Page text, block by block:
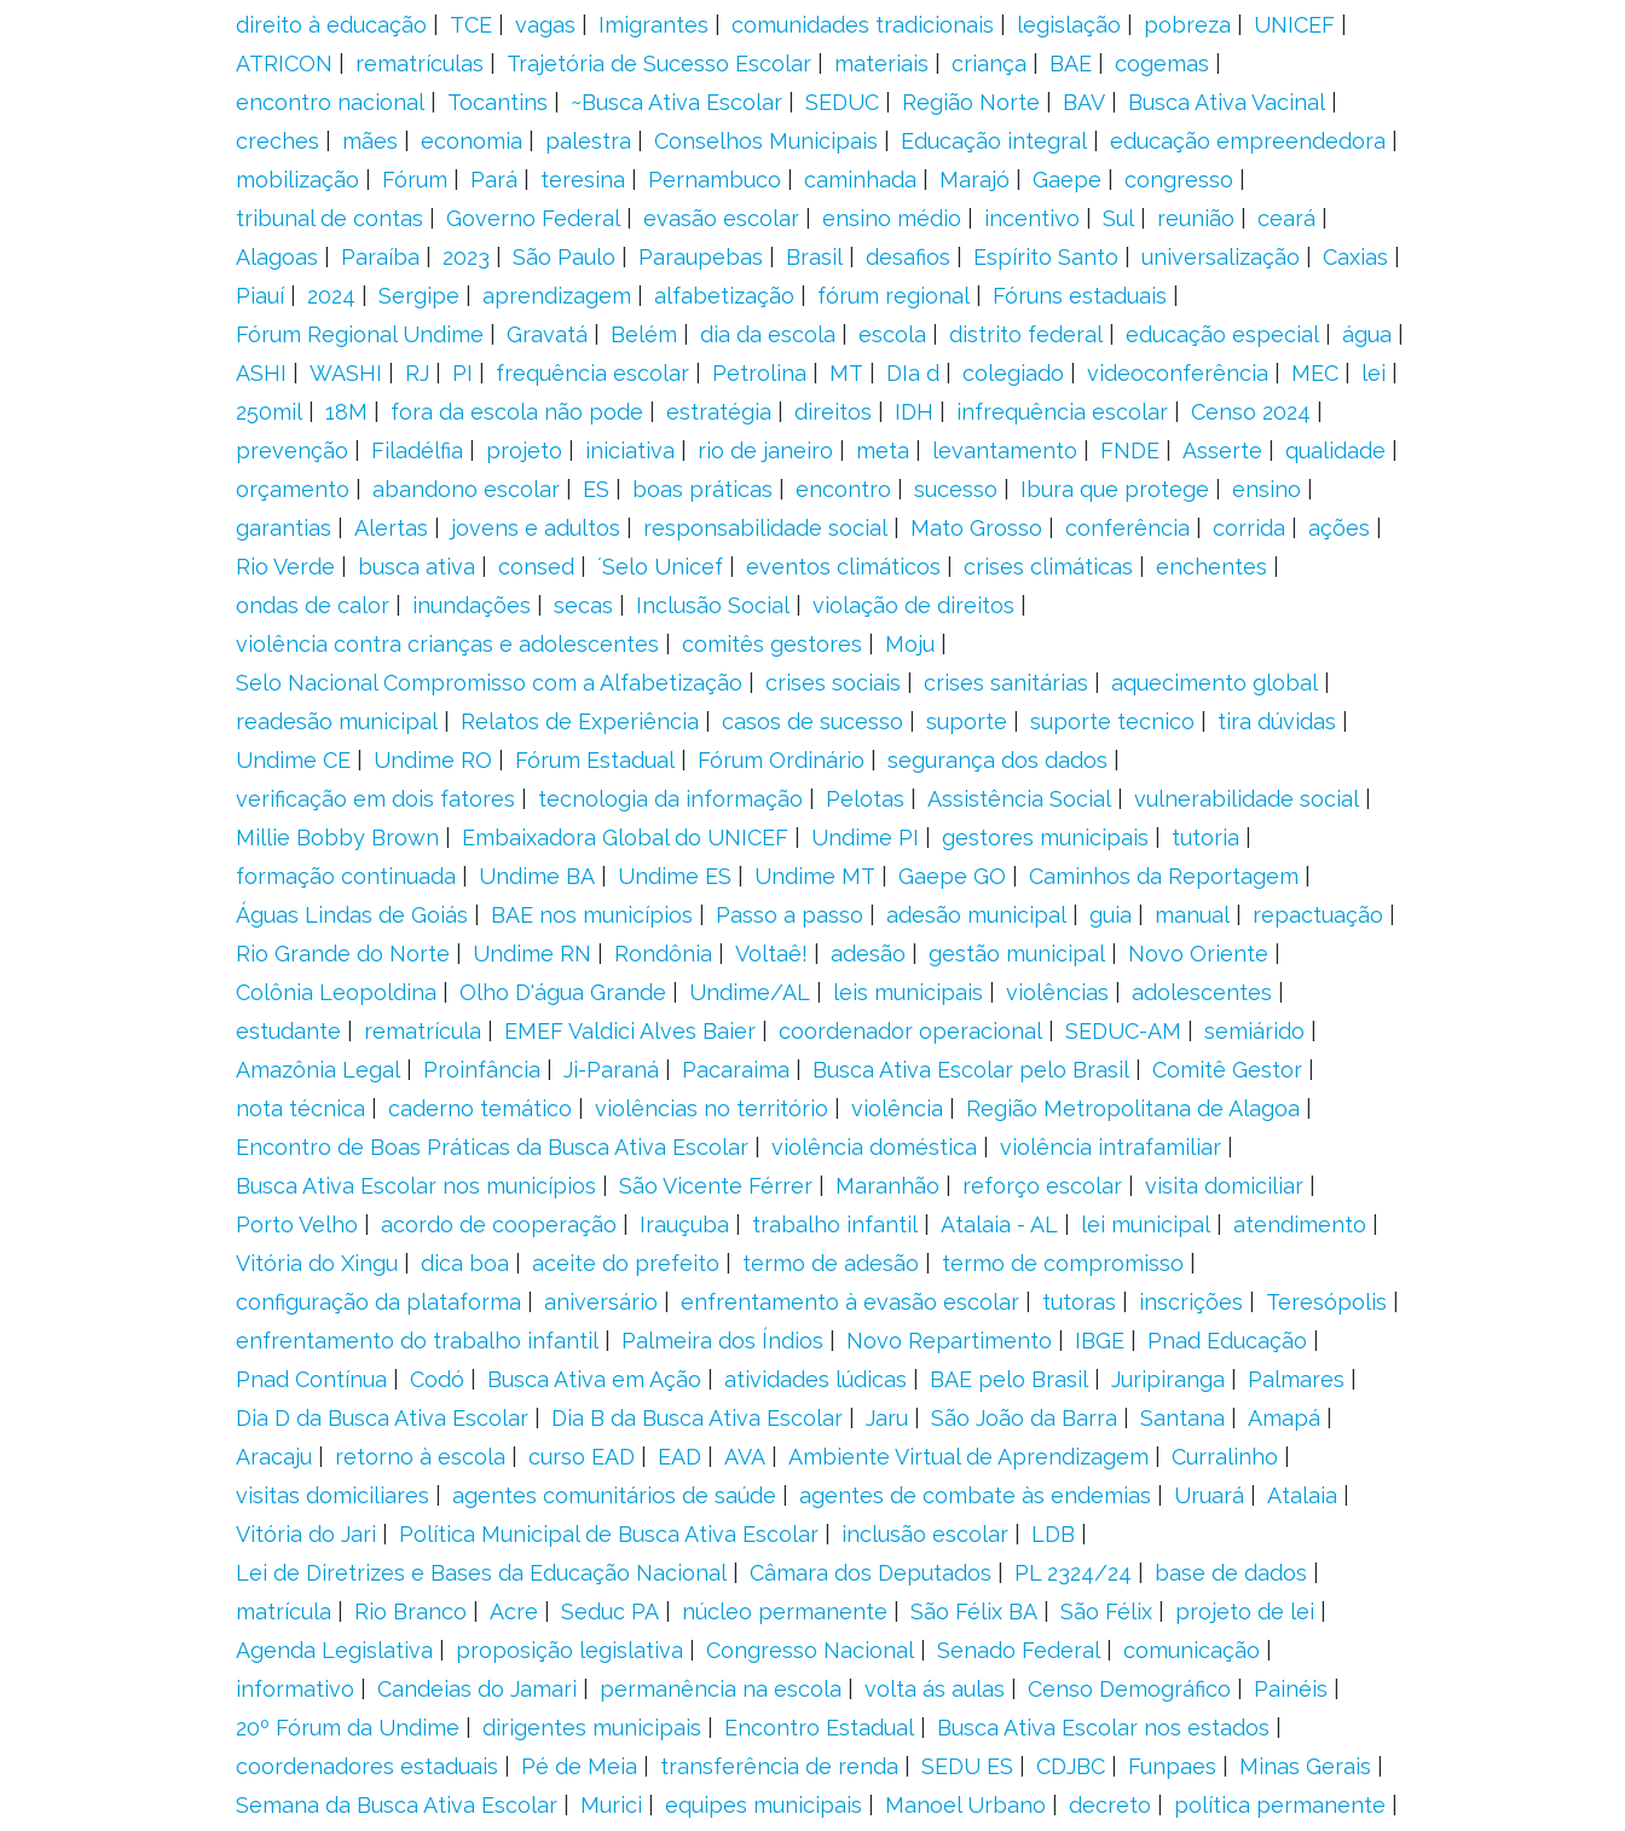
direito à educação
TCE vagas Imigrantes comunidades tradicionais legislação pobreza
UNICEF
ATRICON
rematrículas Trajetória de Sucesso Escolar materiais criança BAE
cogemas
encontro nacional
Tocantins ~Busca Ativa Escolar SEDUC Região Norte BAV
Busca Ativa Vacinal
creches
mães economia palestra Conselhos Municipais Educação integral
educação empreendedora
mobilização
Fórum Pará teresina Pernambuco caminhada Marajó Gaepe
congresso
tribunal de contas
Governo Federal evasão escolar ensino médio incentivo Sul reunião
ceará
Alagoas
Paraíba 2023 São Paulo Paraupebas Brasil desafios Espírito Santo universalização
Caxias
Piauí
2024 Sergipe aprendizagem alfabetização fórum regional
Fóruns estaduais
Fórum Regional Undime
Gravatá Belém dia da escola escola distrito federal educação especial
água
ASHI
WASHI RJ PI frequência escolar Petrolina MT DIa d colegiado videoconferência MEC
lei
250mil
18M fora da escola não pode estratégia direitos IDH infrequência escolar
Censo 2024
prevenção
Filadélfia projeto iniciativa rio de janeiro meta levantamento FNDE Asserte
qualidade
orçamento
abandono escolar ES boas práticas encontro sucesso Ibura que protege
ensino
garantias
Alertas jovens e adultos responsabilidade social Mato Grosso conferência corrida
ações
Rio Verde
busca ativa consed ´Selo Unicef eventos climáticos crises climáticas
enchentes
ondas de calor
inundações secas Inclusão Social
violação de direitos
violência contra crianças e adolescentes
comitês gestores
Moju
Selo Nacional Compromisso com a Alfabetização
crises sociais crises sanitárias
aquecimento global
readesão municipal
Relatos de Experiência casos de sucesso suporte suporte tecnico
tira dúvidas
Undime CE
Undime RO Fórum Estadual Fórum Ordinário
segurança dos dados
verificação em dois fatores
tecnologia da informação Pelotas Assistência Social
vulnerabilidade social
Millie Bobby Brown
Embaixadora Global do UNICEF Undime PI gestores municipais
tutoria
formação continuada
Undime BA Undime ES Undime MT Gaepe GO
Caminhos da Reportagem
Águas Lindas de Goiás
BAE nos municípios Passo a passo adesão municipal guia manual
repactuação
Rio Grande do Norte
Undime RN Rondônia Voltaê! adesão gestão municipal
Novo Oriente
Colônia Leopoldina
Olho D'água Grande Undime/AL leis municipais violências
adolescentes
estudante
rematrícula EMEF Valdici Alves Baier coordenador operacional SEDUC-AM
semiárido
Amazônia Legal
Proinfância Ji-Paraná Pacaraima Busca Ativa Escolar pelo Brasil
Comitê Gestor
nota técnica
caderno temático violências no território violência
Região Metropolitana de Alagoa
Encontro de Boas Práticas da Busca Ativa Escolar
violência doméstica
violência intrafamiliar
Busca Ativa Escolar nos municípios
São Vicente Férrer Maranhão reforço escolar
visita domiciliar
Porto Velho
acordo de cooperação Irauçuba trabalho infantil Atalaia - AL lei municipal
atendimento
Vitória do Xingu
dica boa aceite do prefeito termo de adesão
termo de compromisso
configuração da plataforma
aniversário enfrentamento à evasão escolar tutoras inscrições
Teresópolis
enfrentamento do trabalho infantil
Palmeira dos Índios Novo Repartimento IBGE
Pnad Educação
Pnad Contínua
Codó Busca Ativa em Ação atividades lúdicas BAE pelo Brasil Juripiranga
Palmares
Dia D da Busca Ativa Escolar
Dia B da Busca Ativa Escolar Jaru São João da Barra Santana
Amapá
Aracaju
retorno à escola curso EAD EAD AVA Ambiente Virtual de Aprendizagem
Curralinho
visitas domiciliares
agentes comunitários de saúde agentes de combate às endemias Uruará
Atalaia
Vitória do Jari
Política Municipal de Busca Ativa Escolar inclusão escolar
LDB
Lei de Diretrizes e Bases da Educação Nacional
Câmara dos Deputados PL 2324/24
base de dados
matrícula
Rio Branco Acre Seduc PA núcleo permanente São Félix BA São Félix
projeto de lei
Agenda Legislativa
proposição legislativa Congresso Nacional Senado Federal
comunicação
informativo
Candeias do Jamari permanência na escola volta ás aulas Censo Demográfico
Painéis
20º Fórum da Undime
dirigentes municipais Encontro Estadual
Busca Ativa Escolar nos estados
coordenadores estaduais
Pé de Meia transferência de renda SEDU ES CDJBC Funpaes
Minas Gerais
Semana da Busca Ativa Escolar
Murici equipes municipais Manoel Urbano decreto política permanente